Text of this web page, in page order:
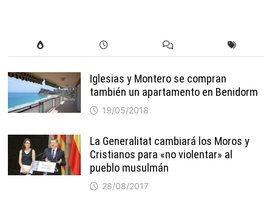
Iglesias y Montero se compran
también un apartamento en Benidorm
19/05/2018
La Generalitat cambiará los Moros y
Cristianos para «no violentar» al
pueblo musulmán
28/08/2017